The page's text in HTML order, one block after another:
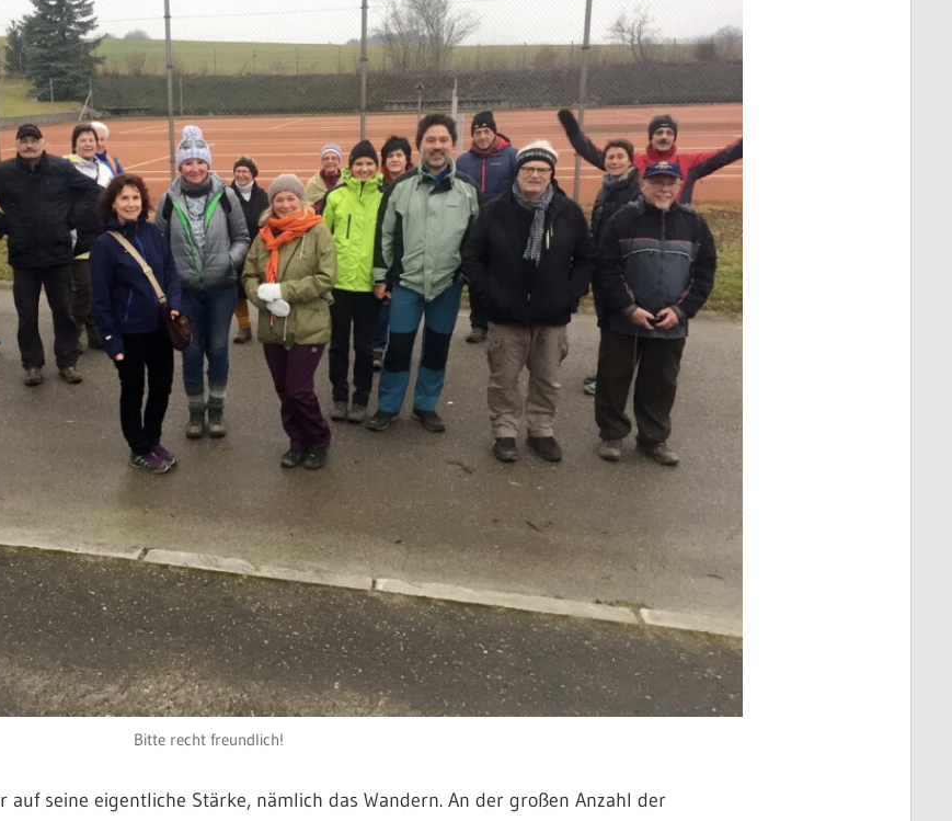
Bitte recht freundlich!
seine eigentliche Stärke, nämlich das Wandern. An der großen Anzahl der